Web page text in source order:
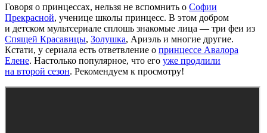
Говоря о принцессах, нельзя не вспомнить о Софии
Прекрасной, ученице школы принцесс. В этом добром
и детском мультсериале сплошь знакомые лица — три феи из
Спящей Красавицы, Золушка, Ариэль и многие другие.
Кстати, у сериала есть ответвление о принцессе Авалора
Елене. Настолько популярное, что его уже продлили
на второй сезон. Рекомендуем к просмотру!